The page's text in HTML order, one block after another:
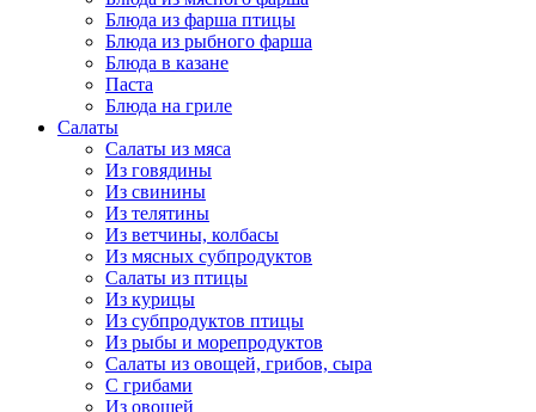
Блюда из фарша птицы
Блюда из рыбного фарша
Блюда в казане
Паста
Блюда на гриле
Салаты
Салаты из мяса
Из говядины
Из свинины
Из телятины
Из ветчины, колбасы
Из мясных субпродуктов
Салаты из птицы
Из курицы
Из субпродуктов птицы
Из рыбы и морепродуктов
Салаты из овощей, грибов, сыра
С грибами
Из овощей